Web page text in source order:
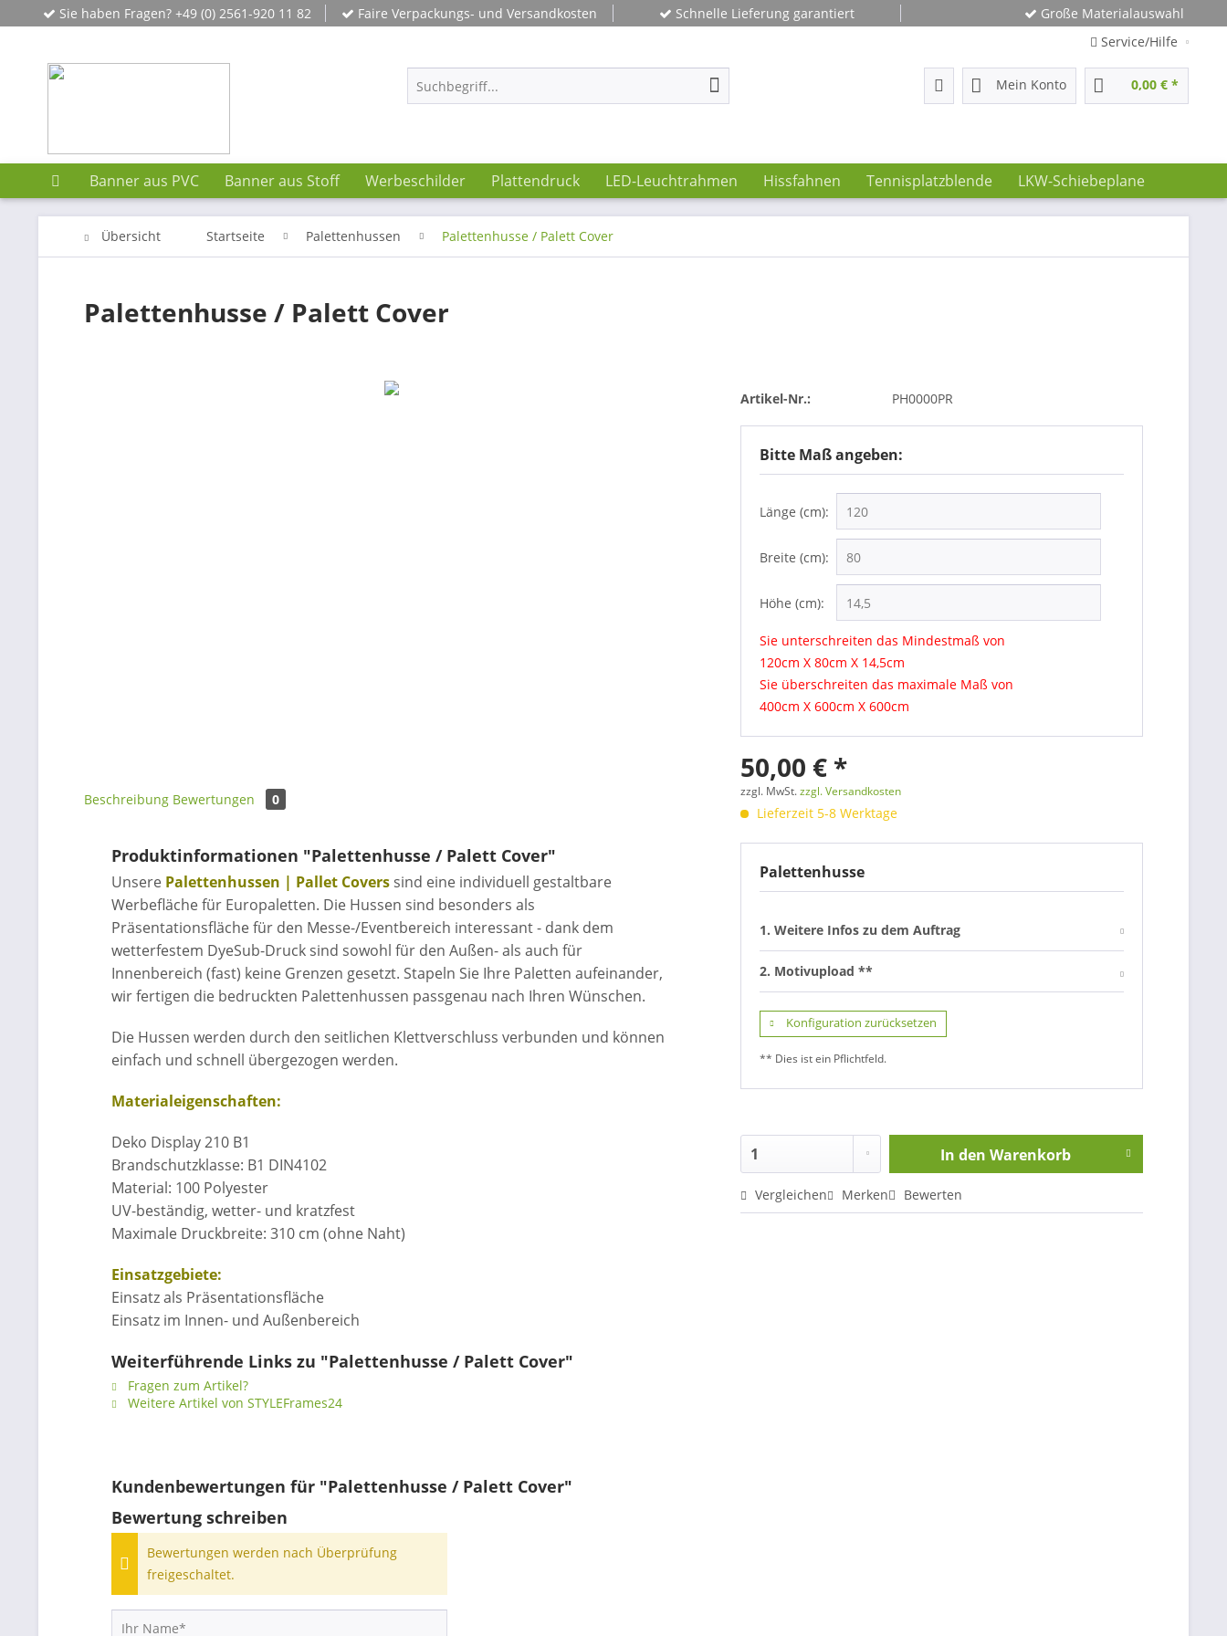
Sie haben Fragen? +49 (0) 2561-920 11 82 Faire Verpackungs- und Versandkosten Schnelle Lieferung garantiert
Große Materialauswahl
Service/Hilfe
Mein Konto 0,00 € *
Banner aus PVC Banner aus Stoff Werbeschilder Plattendruck LED-Leuchtrahmen Hissfahnen Tennisplatzblende LKW-Schiebeplane
Übersicht Startseite Palettenhussen Palettenhusse / Palett Cover
Palettenhusse / Palett Cover
Beschreibung Bewertungen 0
Produktinformationen "Palettenhusse / Palett Cover"
Unsere Palettenhussen | Pallet Covers sind eine individuell gestaltbare
Werbefläche für Europaletten. Die Hussen sind besonders als
Präsentationsfläche für den Messe-/Eventbereich interessant - dank dem
wetterfestem DyeSub-Druck sind sowohl für den Außen- als auch für
Innenbereich (fast) keine Grenzen gesetzt. Stapeln Sie Ihre Paletten aufeinander,
wir fertigen die bedruckten Palettenhussen passgenau nach Ihren Wünschen.
Die Hussen werden durch den seitlichen Klettverschluss verbunden und können
einfach und schnell übergezogen werden.
Materialeigenschaften:
Deko Display 210 B1
Brandschutzklasse: B1 DIN4102
Material: 100 Polyester
UV-beständig, wetter- und kratzfest
Maximale Druckbreite: 310 cm (ohne Naht)
Einsatzgebiete:
Einsatz als Präsentationsfläche
Einsatz im Innen- und Außenbereich
Weiterführende Links zu "Palettenhusse / Palett Cover"
Fragen zum Artikel?
Weitere Artikel von STYLEFrames24
Kundenbewertungen für "Palettenhusse / Palett Cover"
Bewertung schreiben
Bewertungen werden nach Überprüfung
freigeschaltet.
Artikel-Nr.: PH0000PR
Bitte Maß angeben:
Länge (cm):
Breite (cm):
Höhe (cm):
Sie unterschreiten das Mindestmaß von
120cm X 80cm X 14,5cm
Sie überschreiten das maximale Maß von
400cm X 600cm X 600cm
50,00 € *
zzgl. MwSt.zzgl. Versandkosten
Lieferzeit 5-8 Werktage
Palettenhusse
1. Weitere Infos zu dem Auftrag
2. Motivupload **
Konfiguration zurücksetzen
** Dies ist ein Pflichtfeld.
In den Warenkorb
Vergleichen Merken Bewerten